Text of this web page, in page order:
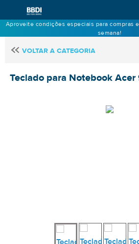
Aproveite condições especiais para compras
semana!
VOLTAR A CATEGORIA
Teclado para Notebook